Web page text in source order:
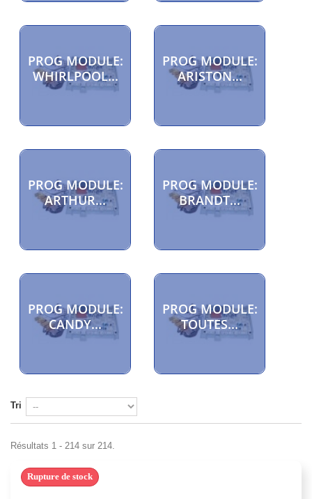
PROG MODULE:
WHIRLPOOL...
PROG MODULE:
ARISTON...
PROG MODULE:
ARTHUR...
PROG MODULE:
BRANDT...
PROG MODULE:
CANDY...
PROG MODULE:
TOUTES...
Tri
Résultats 1 - 214 sur 214.
Rupture de stock